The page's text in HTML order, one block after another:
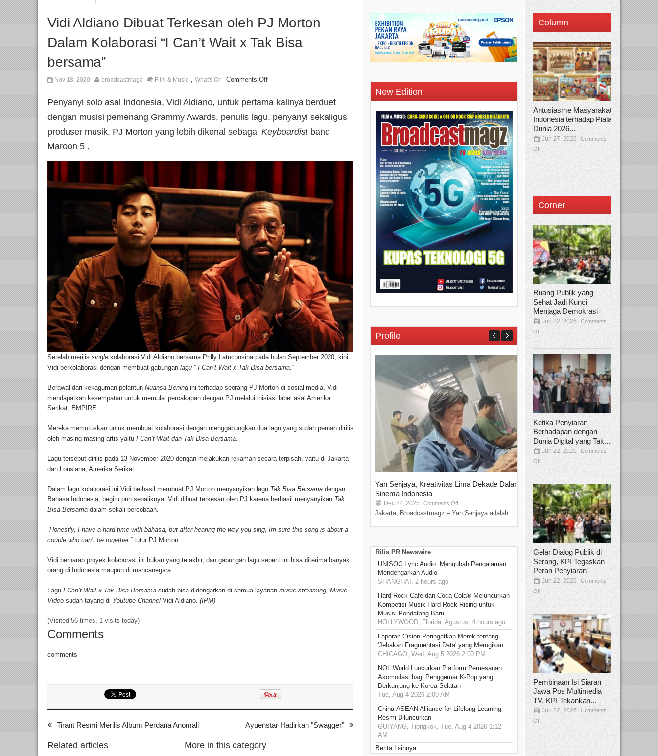
Vidi Aldiano Dibuat Terkesan oleh PJ Morton
Dalam Kolaborasi “I Can’t Wait x Tak Bisa
bersama”
Nov 18, 2020 broadcastmagz Film & Music , What's On Comments Off
Penyanyi solo asal Indonesia, Vidi Aldiano, untuk pertama kalinya berduet
dengan musisi pemenang Grammy Awards, penulis lagu, penyanyi sekaligus
produser musik, PJ Morton yang lebih dikenal sebagai Keyboardistband
Maroon 5 .
Setelah merilis single kolaborasi Vidi Aldiano bersama Prilly Latuconsina pada bulan September 2020, kini
Vidi berkolaborasi dengan membuat gabungan lagu “ I Can’t Wait x Tak Bisa bersama.”
Berawal dari kekaguman pelantun Nuansa Bening ini terhadap seorang PJ Morton di sosial media, Vidi
mendapatkan kesempatan untuk memulai percakapan dengan PJ melalui inisiasi label asal Amerika
Serikat, EMPIRE.
Mereka memutuskan untuk membuat kolaborasi dengan menggabungkan dua lagu yang sudah pernah dirilis
oleh masing-masing artis yaitu I Can’t Wait dan Tak Bisa Bersama
Lagu tersebut dirilis pada 13 November 2020 dengan melakukan rekaman secara terpisah, yaitu di Jakarta
dan Lousiana, Amerika Serikat.
Dalam lagu kolaborasi ini Vidi berhasil membuat PJ Morton menyanyikan lagu Tak Bisa Bersama dengan
Bahasa Indonesia, begitu pun sebaliknya. Vidi dibuat terkesan oleh PJ karena berhasil menyanyikan Tak
Bisa Bersama dalam sekali percobaan.
“Honestly, I have a hard time with bahasa, but after hearing the way you sing, Im sure this song is about a
couple who can’t be together,”tutur PJ Morton.
Vidi berharap proyek kolaborasi ini bukan yang terakhir, dan gabungan lagu seperti ini bisa diterima banyak
orang di Indonesia maupun di mancanegara.
Lagu I Can’t Wait x Tak Bisa Bersama sudah bisa didengarkan di semua layanan music streaming Music
Video sudah tayang di Youtube Channel Vidi Aldiano. (IPM)
(Visited 56 times, 1 visits today)
Comments
comments
Tirant Resmi Merilis Album Perdana Anomali Ayuenstar Hadirkan "Swagger"
Related articles More in this category
New Edition
Profile
Yan Senjaya, Kreativitas Lima Dekade Dalam
Sinema Indonesia
Dec 22, 2025 Comments Off
Jakarta, Broadcastmagz – Yan Senjaya adalah...
Tamee Irelly Menjadi Juri Open
Film Terbaru...
Sep 08, 2025 Comments Off
Bekasi, Broadcastmagz – Dalam upaya
talenta...
Rilis PR Newswire
UNISOC Lyric Audio: Mengubah Pengalaman
Mendengarkan Audio
SHANGHAI, 2 hours ago
Hard Rock Cafe dan Coca-Cola® Meluncurkan
Kompetisi Musik Hard Rock Rising untuk
Musisi Pendatang Baru
HOLLYWOOD, Florida, Agustus, 4 hours ago
Laporan Cision Peringatkan Merek tentang
'Jebakan Fragmentasi Data' yang Merugikan
CHICAGO, Wed, Aug 5 2026 2:00 PM
NOL World Luncurkan Platform Pemesanan
Akomodasi bagi Penggemar K-Pop yang
Berkunjung ke Korea Selatan
Tue, Aug 4 2026 2:00 AM
China-ASEAN Alliance for Lifelong Learning
Resmi Diluncurkan
GUIYANG, Tiongkok, Tue, Aug 4 2026 1:12
AM
Berita Lainnya
Column
Antusiasme Masyarakat
Indonesia terhadap Piala
Dunia 2026...
Jun 27, 2026
Comments
Off
Corner
Ruang Publik yang
Sehat Jadi Kunci
Menjaga Demokrasi
Jun 22, 2026
Comments
Off
Ketika Penyiaran
Berhadapan dengan
Dunia Digital yang Tak...
Jun 22, 2026
Comments
Off
Gelar Dialog Publik di
Serang, KPI Tegaskan
Peran Penyiaran
Jun 22, 2026
Comments
Off
Pembinaan Isi Siaran
Jawa Pos Multimedia
TV, KPI Tekankan...
Jun 22, 2026
Comments
Off